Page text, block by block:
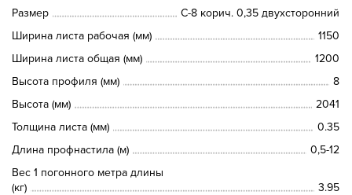
Размер
С-8 корич. 0,35 двухсторонний
Ширина листа рабочая (мм)
1150
Ширина листа общая (мм)
1200
Высота профиля (мм)
8
Высота (мм)
2041
Толщина листа (мм)
0.35
Длина профнастила (м)
0,5-12
Вес 1 погонного метра длины
(кг)
3.95